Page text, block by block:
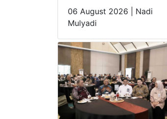
06 August 2026 | Nadi
Mulyadi